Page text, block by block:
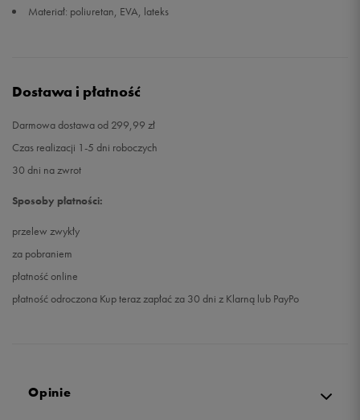
Materiał: poliuretan, EVA, lateks
Dostawa i płatność
Darmowa dostawa od 299,99 zł
Czas realizacji 1-5 dni roboczych
30 dni na zwrot
Sposoby płatności:
przelew zwykły
za pobraniem
płatność online
płatność odroczona Kup teraz zapłać za 30 dni z Klarną lub PayPo
Opinie